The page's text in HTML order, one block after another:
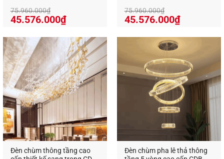
75.960.000₫
Giá
là:
75.960.000₫.
45.576.000₫Giá
hiện
tại
là:
45.576.000₫.
75.960.000₫
Giá
là:
75.960.000₫.
45.576.000₫Giá
hiện
tại
Đèn chùm thông tầng cao
Đèn chùm pha lê thả thông